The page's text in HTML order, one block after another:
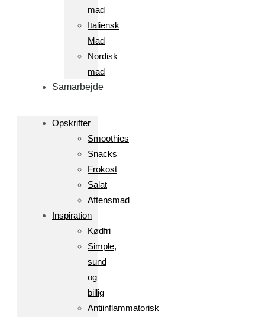
mad
Italiensk
Mad
Nordisk
mad
Samarbejde
Opskrifter
Smoothies
Snacks
Frokost
Salat
Aftensmad
Inspiration
Kødfri
Simple,
sund
og
billig
Antiinflammatorisk